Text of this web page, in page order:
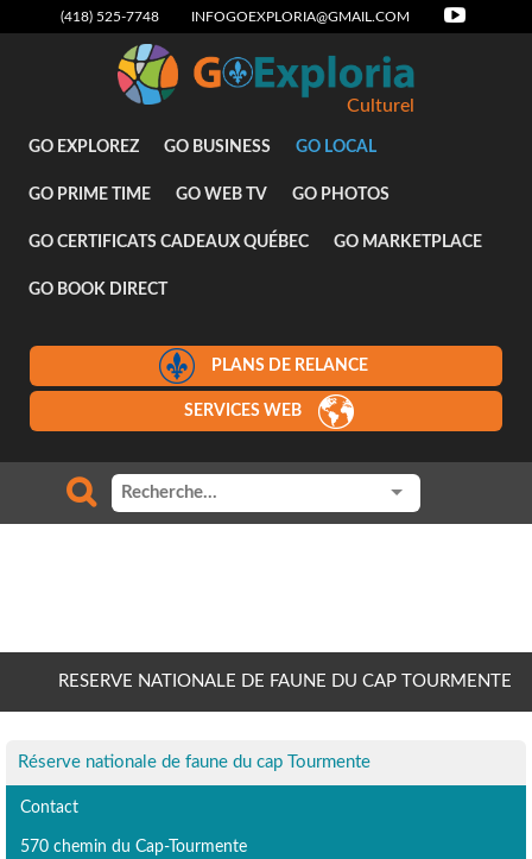
(418) 525-7748 INFOGOEXPLORIA@GMAIL.COM
Culturel
GO EXPLOREZ GO BUSINESS GO LOCAL
GO PRIME TIME GO WEB TV GO PHOTOS
GO CERTIFICATS CADEAUX QUÉBEC GO MARKETPLACE
GO BOOK DIRECT
PLANS DE RELANCE
SERVICES WEB
RESERVE NATIONALE DE FAUNE DU CAP TOURMENTE
Réserve nationale de faune du cap Tourmente
Contact
570 chemin du Cap-Tourmente